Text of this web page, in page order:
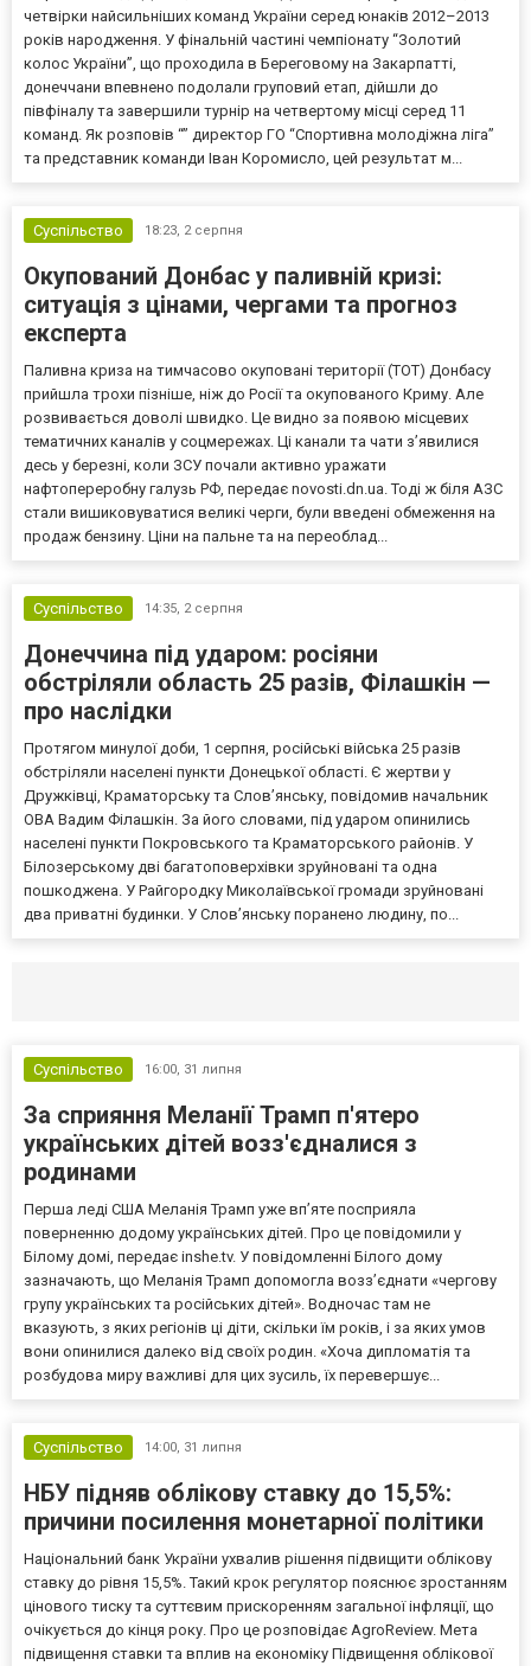
четвірки найсильніших команд України серед юнаків 2012–2013
років народження. У фінальній частині чемпіонату “Золотий
колос України”, що проходила в Береговому на Закарпатті,
донеччани впевнено подолали груповий етап, дійшли до
півфіналу та завершили турнір на четвертому місці серед 11
команд. Як розповів “” директор ГО “Спортивна молодіжна ліга”
та представник команди Іван Коромисло, цей результат м...
Суспільство 18:23, 2 серпня
Окупований Донбас у паливній кризі:
ситуація з цінами, чергами та прогноз
експерта
Паливна криза на тимчасово окуповані території (ТОТ) Донбасу
прийшла трохи пізніше, ніж до Росії та окупованого Криму. Але
розвивається доволі швидко. Це видно за появою місцевих
тематичних каналів у соцмережах. Ці канали та чати з’явилися
десь у березні, коли ЗСУ почали активно уражати
нафтопереробну галузь РФ, передає novosti.dn.ua. Тоді ж біля АЗС
стали вишиковуватися великі черги, були введені обмеження на
продаж бензину. Ціни на пальне та на переоблад...
Суспільство 14:35, 2 серпня
Донеччина під ударом: росіяни
обстріляли область 25 разів, Філашкін —
про наслідки
Протягом минулої доби, 1 серпня, російські війська 25 разів
обстріляли населені пункти Донецької області. Є жертви у
Дружківці, Краматорську та Слов’янську, повідомив начальник
ОВА Вадим Філашкін. За його словами, під ударом опинились
населені пункти Покровського та Краматорського районів. У
Білозерському дві багатоповерхівки зруйновані та одна
пошкоджена. У Райгородку Миколаївської громади зруйновані
два приватні будинки. У Слов’янську поранено людину, по...
Суспільство 16:00, 31 липня
За сприяння Меланії Трамп п'ятеро
українських дітей возз'єдналися з
родинами
Перша леді США Меланія Трамп уже впʼяте посприяла
поверненню додому українських дітей. Про це повідомили у
Білому домі, передає inshe.tv. У повідомленні Білого дому
зазначають, що Меланія Трамп допомогла возз’єднати «чергову
групу українських та російських дітей». Водночас там не
вказують, з яких регіонів ці діти, скільки їм років, і за яких умов
вони опинилися далеко від своїх родин. «Хоча дипломатія та
розбудова миру важливі для цих зусиль, їх перевершує...
Суспільство 14:00, 31 липня
НБУ підняв облікову ставку до 15,5%:
причини посилення монетарної політики
Національний банк України ухвалив рішення підвищити облікову
ставку до рівня 15,5%. Такий крок регулятор пояснює зростанням
цінового тиску та суттєвим прискоренням загальної інфляції, що
очікується до кінця року. Про це розповідає AgroReview. Мета
підвищення ставки та вплив на економіку Підвищення облікової